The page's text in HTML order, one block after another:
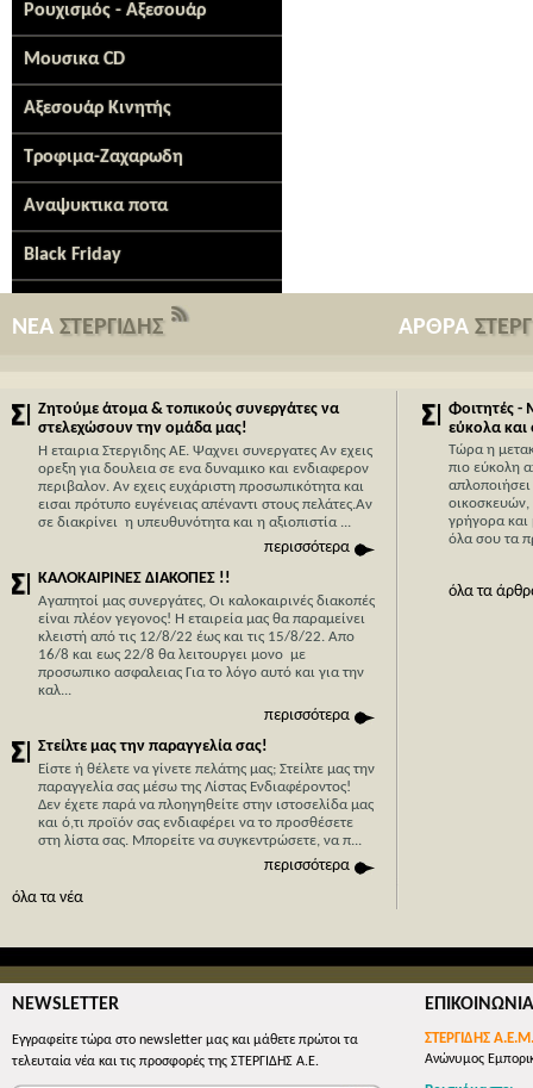
Ρουχισμός - Αξεσουάρ
Μουσικα CD
Αξεσουάρ Κινητής
Τροφιμα-Ζαχαρωδη
Αναψυκτικα ποτα
Black Friday
ΝΕΑ ΣΤΕΡΓΙΔΗΣ
Ζητούμε άτομα & τοπικούς συνεργάτες να
στελεχώσουν την ομάδα μας!
Η εταιρια Στεργιδης ΑΕ. Ψαχνει συνεργατες Αν εχεις
ορεξη για δουλεια σε ενα δυναμικο και ενδιαφερον
περιβαλον. Αν εχεις ευχάριστη προσωπικότητα και
εισαι πρότυπο ευγένειας απέναντι στους πελάτες.Αν
σε διακρίνει η υπευθυνότητα και η αξιοπιστία ...
περισσότερα
ΚΑΛΟΚΑΙΡΙΝΕΣ ΔΙΑΚΟΠΕΣ !!
Αγαπητοί μας συνεργάτες, Οι καλοκαιρινές διακοπές
είναι πλέον γεγονος! Η εταιρεία μας θα παραμείνει
κλειστή από τις 12/8/22 έως και τις 15/8/22. Απο
16/8 και εως 22/8 θα λειτουργει μονο με
προσωπικο ασφαλειας Για το λόγο αυτό και για την
καλ...
περισσότερα
Στείλτε μας την παραγγελία σας!
Είστε ή θέλετε να γίνετε πελάτης μας; Στείλτε μας την
παραγγελία σας μέσω της Λίστας Ενδιαφέροντος!
Δεν έχετε παρά να πλοηγηθείτε στην ιστοσελίδα μας
και ό,τι προϊόν σας ενδιαφέρει να το προσθέσετε
στη λίστα σας. Mπορείτε να συγκεντρώσετε, να π...
περισσότερα
όλα τα νέα
ΑΡΘΡΑ
Φοιτητές -
εύκολα και
Τώρα η
πιο εύκολη
απλοποιήσει
οικοσκευών,
γρήγορα και
όλα σου τα
όλα τα
NEWSLETTER
Εγγραφείτε τώρα στο newsletter μας και μάθετε πρώτοι τα
τελευταία νέα και τις προσφορές της ΣΤΕΡΓΙΔΗΣ Α.Ε.
ΕΠΙΚΟΙΝΩΝΙΑ
ΣΤΕΡΓΙΔΗΣ
Ανώνυμος